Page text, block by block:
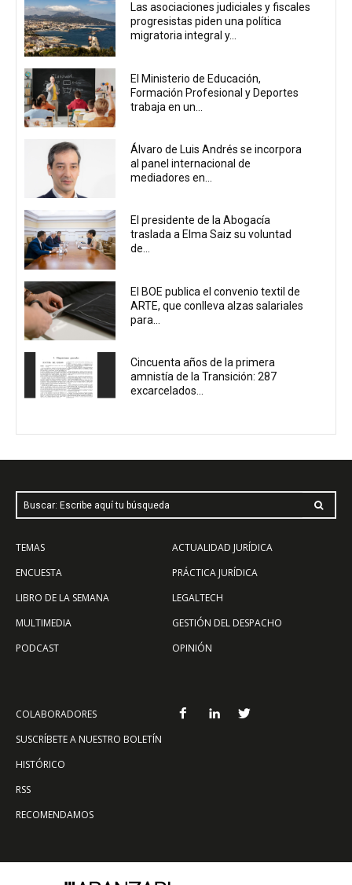
Las asociaciones judiciales y fiscales
progresistas piden una política
migratoria integral y...
El Ministerio de Educación,
Formación Profesional y Deportes
trabaja en un...
Álvaro de Luis Andrés se incorpora
al panel internacional de
mediadores en...
El presidente de la Abogacía
traslada a Elma Saiz su voluntad
de...
El BOE publica el convenio textil de
ARTE, que conlleva alzas salariales
para...
Cincuenta años de la primera
amnistía de la Transición: 287
excarcelados...
Buscar: Escribe aquí tu búsqueda
TEMAS
ENCUESTA
LIBRO DE LA SEMANA
MULTIMEDIA
PODCAST
ACTUALIDAD JURÍDICA
PRÁCTICA JURÍDICA
LEGALTECH
GESTIÓN DEL DESPACHO
OPINIÓN
COLABORADORES
SUSCRÍBETE A NUESTRO BOLETÍN
HISTÓRICO
RSS
RECOMENDAMOS